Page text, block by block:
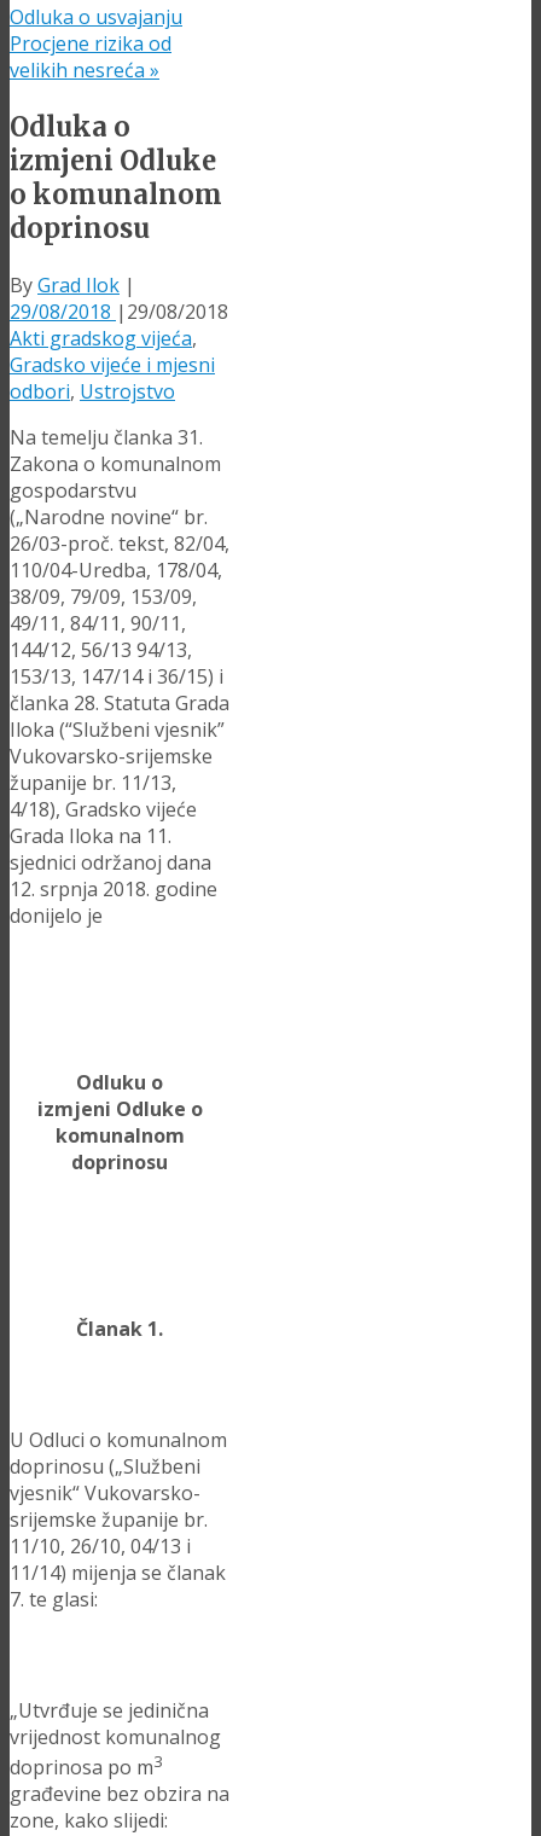
Odluka o usvajanju
Procjene rizika od
velikih nesreća »
Odluka o
izmjeni Odluke
o komunalnom
doprinosu
ByGrad Ilok |
29/08/2018 | 29/08/2018
Akti gradskog vijeća,
Gradsko vijeće i mjesni
odbori, Ustrojstvo
Na temelju članka 31.
Zakona o komunalnom
gospodarstvu
(„Narodne novine“ br.
26/03-proč. tekst, 82/04,
110/04-Uredba, 178/04,
38/09, 79/09, 153/09,
49/11, 84/11, 90/11,
144/12, 56/13 94/13,
153/13, 147/14 i 36/15) i
članka 28. Statuta Grada
Iloka (“Službeni vjesnik”
Vukovarsko-srijemske
županije br. 11/13,
4/18), Gradsko vijeće
Grada Iloka na 11.
sjednici održanoj dana
12. srpnja 2018. godine
donijelo je
Odluku o
izmjeni Odluke o
komunalnom
doprinosu
Članak 1.
U Odluci o komunalnom
doprinosu („Službeni
vjesnik“ Vukovarsko-
srijemske županije br.
11/10, 26/10, 04/13 i
11/14) mijenja se članak
7. te glasi:
„Utvrđuje se jedinična
vrijednost komunalnog
doprinosa po m3
građevine bez obzira na
zone, kako slijedi: